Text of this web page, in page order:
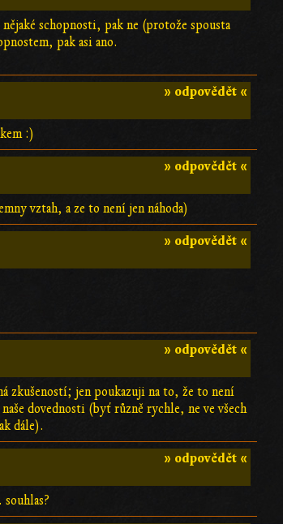
schopnosti, pak ne (protože spousta
pak asi ano.
» odpovědět «
:)
» odpovědět «
vztah, a ze to není jen náhoda)
» odpovědět «
» odpovědět «
zkušeností; jen poukazuji na to, že to není
dovednosti (byť různě rychle, ne ve všech
dále).
» odpovědět «